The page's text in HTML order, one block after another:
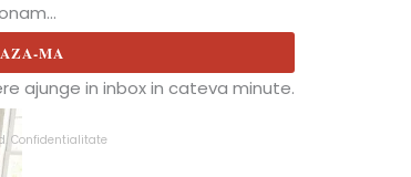
MA
ajunge in inbox in cateva minute.
Confidentialitate